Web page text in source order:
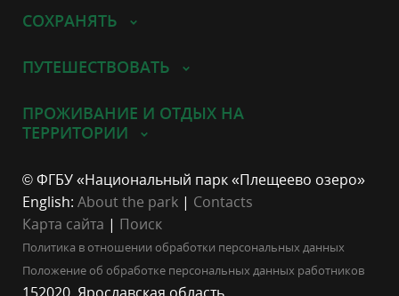
СОХРАНЯТЬ
ПУТЕШЕСТВОВАТЬ
ПРОЖИВАНИЕ И ОТДЫХ НА
ТЕРРИТОРИИ
© ФГБУ «Национальный парк «Плещеево озеро»
English: About the park | Contacts
Карта сайта | Поиск
Политика в отношении обработки персональных данных
Положение об обработке персональных данных работников
152020, Ярославская область,